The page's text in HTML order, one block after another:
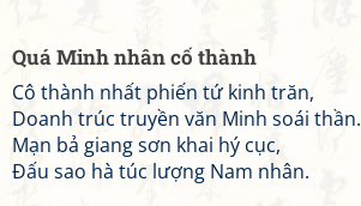
Quá Minh nhân cố thành
Cô thành nhất phiến tứ kinh trăn,
Doanh trúc truyền văn Minh soái thần.
Mạn bả giang sơn khai hý cục,
Đấu sao hà túc lượng Nam nhân.